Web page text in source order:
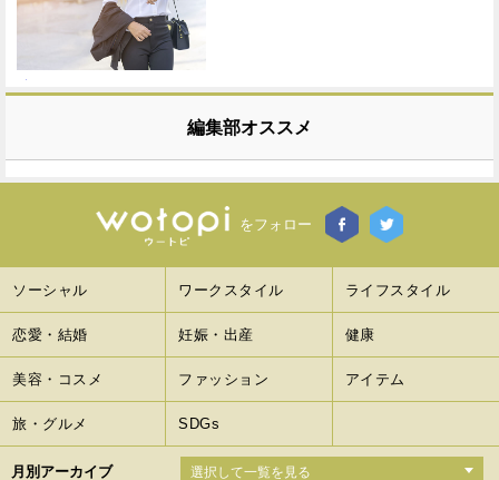
編集部オススメ
をフォロー
ソーシャル ワークスタイル ライフスタイル
恋愛・結婚 妊娠・出産 健康
美容・コスメ ファッション アイテム
旅・グルメ SDGs
月別アーカイブ